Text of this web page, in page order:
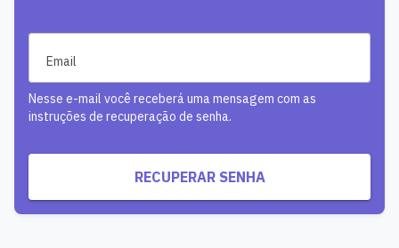
Email
Nesse e-mail você receberá uma mensagem com as
instruções de recuperação de senha.
RECUPERAR SENHA